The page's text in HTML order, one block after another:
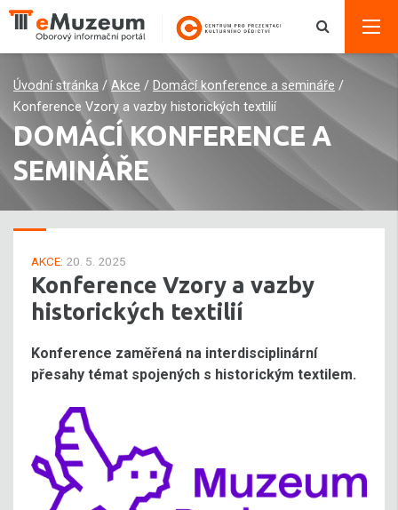
Úvodní stránka / Akce / Domácí konference a semináře /
Konference Vzory a vazby historických textilií
DOMÁCÍ KONFERENCE A
SEMINÁŘE
AKCE: 20. 5. 2025
Konference Vzory a vazby
historických textilií
Konference zaměřená na interdisciplinární
přesahy témat spojených s historickým textilem.